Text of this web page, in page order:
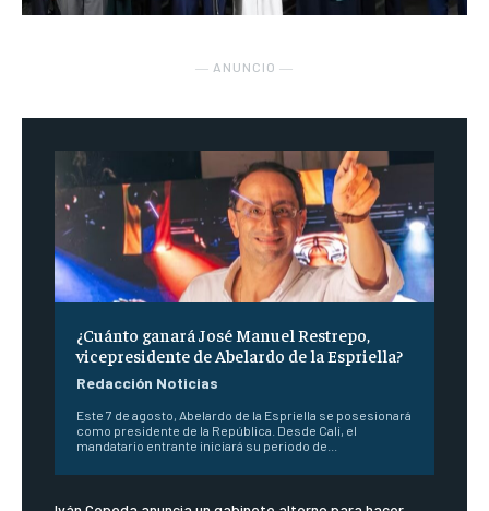
― ANUNCIO ―
¿Cuánto ganará José Manuel Restrepo,
vicepresidente de Abelardo de la Espriella?
Redacción Noticias
Este 7 de agosto, Abelardo de la Espriella se posesionará
como presidente de la República. Desde Cali, el
mandatario entrante iniciará su periodo de...